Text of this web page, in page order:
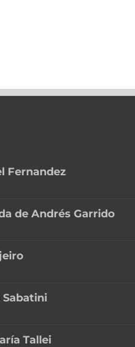
Fernandez
de Andrés Garrido
Sabatini
Tallei